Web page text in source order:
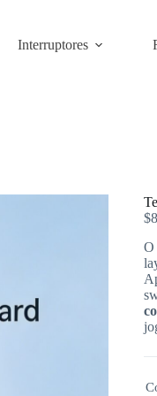
Interruptores
$
O